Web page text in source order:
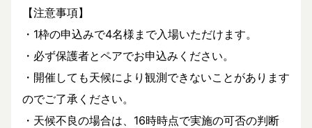
【注意事項】
・1枠の申込みで4名様まで入場いただけます。
・必ず保護者とペアでお申込みください。
・開催しても天候により観測できないことがあります
のでご了承ください。
・天候不良の場合は、16時時点で実施の可否の判断